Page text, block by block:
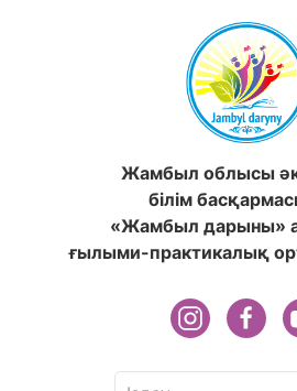
Жамбыл облысы
білім
«Жамбыл дарыны»
ғылыми-практикалық